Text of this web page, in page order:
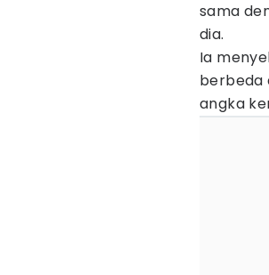
sama
dia.
Ia
berbeda
angka